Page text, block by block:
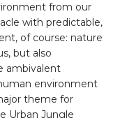
from our
with predictable,
of course: nature
but also
ambivalent
environment
theme for
Urban Jungle